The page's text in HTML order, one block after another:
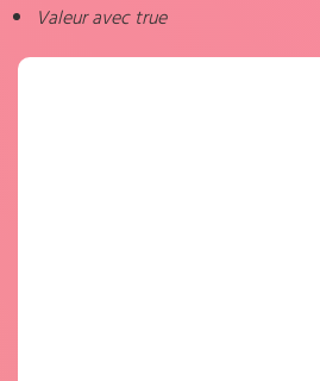
Valeur avectrue